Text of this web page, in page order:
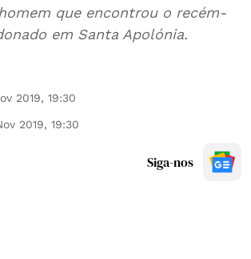
que encontrou o recém-
em Santa Apolónia.
2019, 19:30
2019, 19:30
Siga-nos